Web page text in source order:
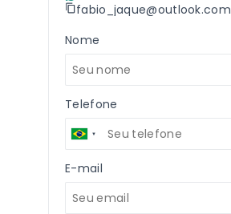
fabio_jaque@outlook.com
Nome
Telefone
E-mail